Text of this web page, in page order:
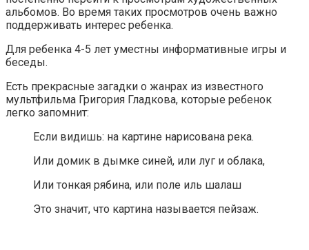
альбомов. Во время таких просмотров очень важно
поддерживать интерес ребенка.
Для ребенка 4-5 лет уместны информативные игры и
беседы.
Есть прекрасные загадки о жанрах из известного
мультфильма Григория Гладкова, которые ребенок
легко запомнит:
Если видишь: на картине нарисована река.
Или домик в дымке синей, или луг и облака,
Или тонкая рябина, или поле иль шалаш
Это значит, что картина называется пейзаж.